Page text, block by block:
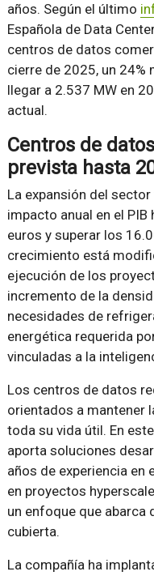
años. Según el último
Española de Data
centros de datos
cierre de 2025, un 24%
llegar a 2.537 MW en
actual.
Centros de
prevista hasta
La expansión del
impacto anual en el
euros y superar los
crecimiento está
ejecución de los
incremento de la
necesidades de
energética requerida
vinculadas a la
Los centros de datos
orientados a mantener
toda su vida útil. En
aporta soluciones
años de experiencia en
en proyectos
un enfoque que abarca
cubierta.
La compañía ha